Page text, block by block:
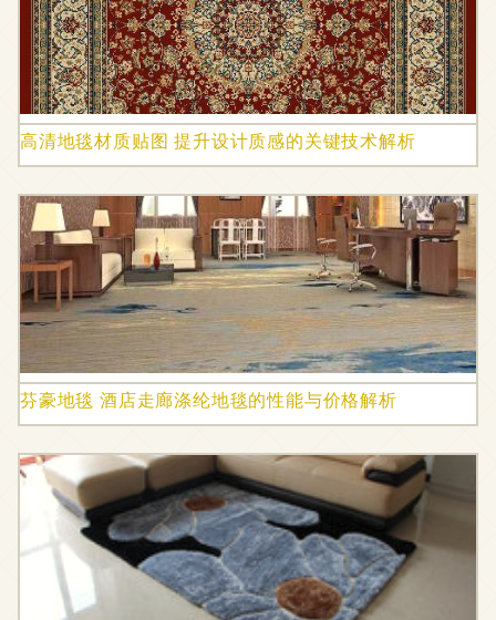
高清地毯材质贴图 提升设计质感的关键技术解析
芬豪地毯 酒店走廊涤纶地毯的性能与价格解析